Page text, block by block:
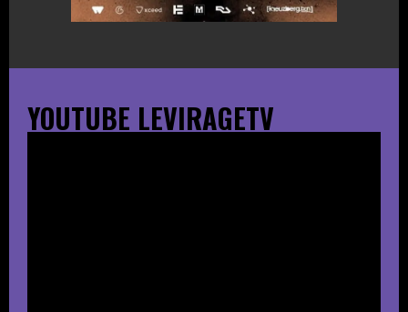
YOUTUBE LEVIRAGETV